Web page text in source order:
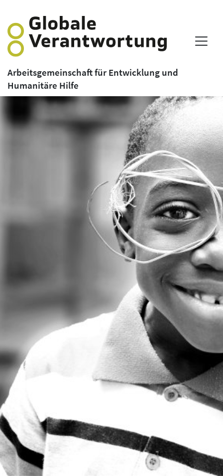
Arbeitsgemeinschaft für Entwicklung und
Humanitäre Hilfe